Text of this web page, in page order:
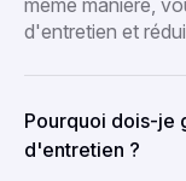
d'entretien et
Pourquoi dois-je
d'entretien ?